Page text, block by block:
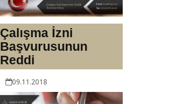
Çalışma İzni
Başvurusunun
Reddi
09.11.2018